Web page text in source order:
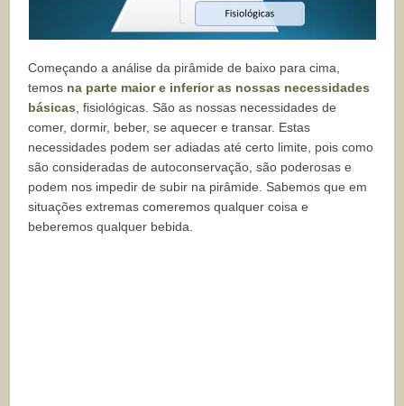
Começando a análise da pirâmide de baixo para cima,
temos na parte maior e inferior as nossas necessidades
básicas, fisiológicas. São as nossas necessidades de
comer, dormir, beber, se aquecer e transar. Estas
necessidades podem ser adiadas até certo limite, pois como
são consideradas de autoconservação, são poderosas e
podem nos impedir de subir na pirâmide. Sabemos que em
situações extremas comeremos qualquer coisa e
beberemos qualquer bebida.